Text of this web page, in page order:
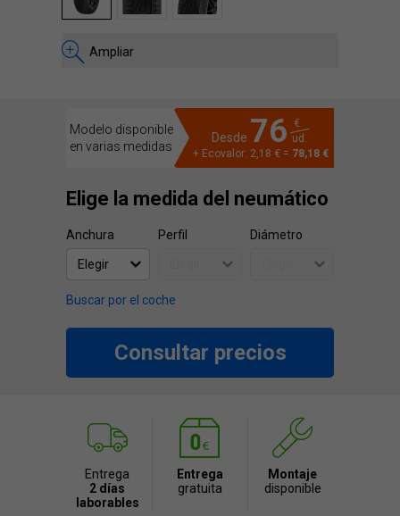
Ampliar
Modelo disponible
en varias medidas
Desde 76
€
ud.
+ Ecovalor: 2,18 € = 78,18 €
Elige la medida del neumático
Anchura Perfil Diámetro
Buscar por el coche
Consultar precios
Entrega
2 días
laborables
Entrega
gratuita
Montaje
disponible